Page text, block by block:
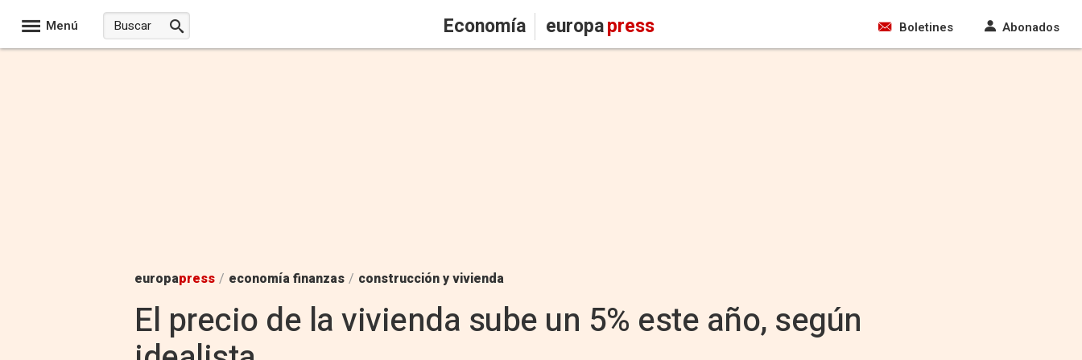
Menú Economía europapress Boletines Abonados
europapress / economía finanzas / construcción y vivienda
El precio de la vivienda sube un 5% este año, según